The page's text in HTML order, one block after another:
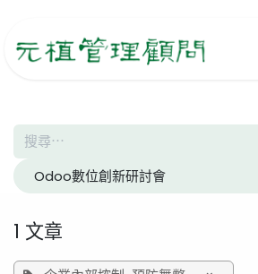
Odoo數位創新研討會
1 文章